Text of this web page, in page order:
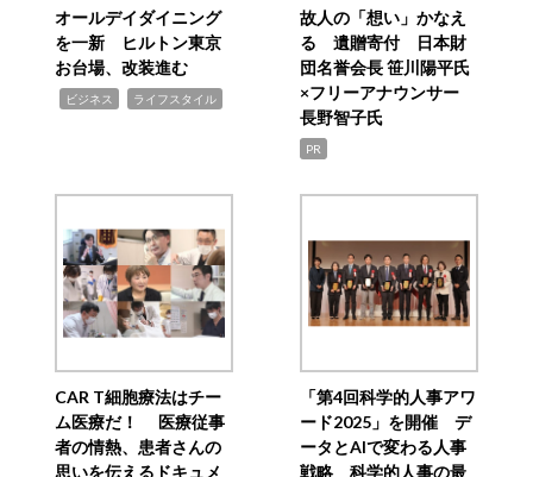
オールデイダイニング
を一新 ヒルトン東京
お台場、改装進む
ビジネス ライフスタイル
故人の「想い」かなえ
る 遺贈寄付 日本財
団名誉会長 笹川陽平氏
×フリーアナウンサー
長野智子氏
PR
CAR T細胞療法はチー
ム医療だ！ 医療従事
者の情熱、患者さんの
思いを伝えるドキュメ
「第4回科学的人事アワ
ード2025」を開催 デ
ータとAIで変わる人事
戦略 科学的人事の最